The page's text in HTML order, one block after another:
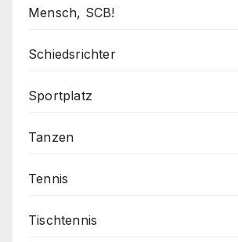
Mensch, SCB!
Schiedsrichter
Sportplatz
Tanzen
Tennis
Tischtennis